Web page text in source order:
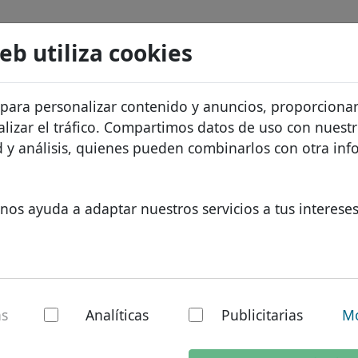
utiliza cookies
personalizar contenido y anuncios,
el tráfico. Compartimos datos de uso con
y análisis, quienes pueden combinarlos con otra
ayuda a adaptar nuestros servicios a tus
Analíticas Publicitarias
de dominios
Dominios africanos
Dominios asiáticos
Dominios europeos
Dominios norteamericanos
Buscar
Protección de ID
Alojamiento DNS
WHOIS
Sobre
¿Por qué
Contacto
.com.na Buscar
- dominio